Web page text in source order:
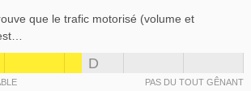
que le trafic motorisé (volume et
D
PAS DU TOUT GÊNANT